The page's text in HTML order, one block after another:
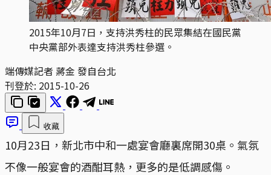
2015年10月7日，支持洪秀柱的民眾集結在國民黨
中央黨部外表達支持洪秀柱參選。
端傳媒記者 蔣金 發自台北
刊登於: 2015-10-26
收藏
10月23日，新北市中和一處宴會廳裏席開30桌。氣氛
不像一般宴會的酒酣耳熱，更多的是低調感傷。